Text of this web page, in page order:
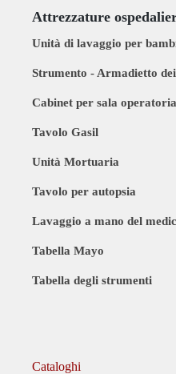
Attrezzature
Unità di lavaggio per
Strumento - Armadietto
Cabinet per sala operatoria
Tavolo Gasil
Unità Mortuaria
Tavolo per autopsia
Lavaggio a mano del
Tabella Mayo
Tabella degli strumenti
Cataloghi